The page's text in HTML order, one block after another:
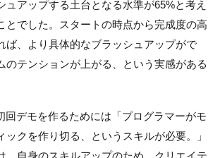
ュアップする土台となる水準が65%と考え
とでした。スタートの時点から完成度の高
ば、より具体的なブラッシュアップがで
のテンションが上がる、という実感がある
回デモを作るためには「プログラマーがモ
ックを作り切る、というスキルが必要。」
、自身のスキルアップのため、クリエイテ